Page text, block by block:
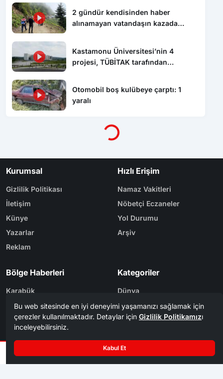
2 gündür kendisinden haber
alınamayan vatandaşın kazada
Kastamonu Üniversitesi’nin 4
projesi, TÜBİTAK tarafından
Otomobil boş kulübeye çarptı: 1
yaralı
Yükleniyor...
Kurumsal
Gizlilik Politikası
İletişim
Künye
Yazarlar
Reklam
Hızlı Erişim
Namaz Vakitleri
Nöbetçi Eczaneler
Yol Durumu
Arşiv
Bölge Haberleri
Karabük
Safranbolu
Kastamonu
Kategoriler
Dünya
Eğitim
Ekonomi
Spor